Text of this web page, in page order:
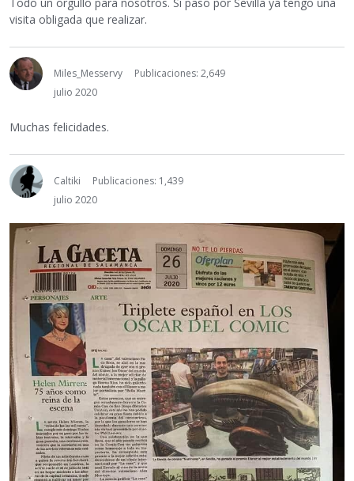
visita obligada que realizar.
Miles_Messervy
Publicaciones: 2,649
julio 2020
Muchas felicidades.
Caltiki
Publicaciones: 1,439
julio 2020